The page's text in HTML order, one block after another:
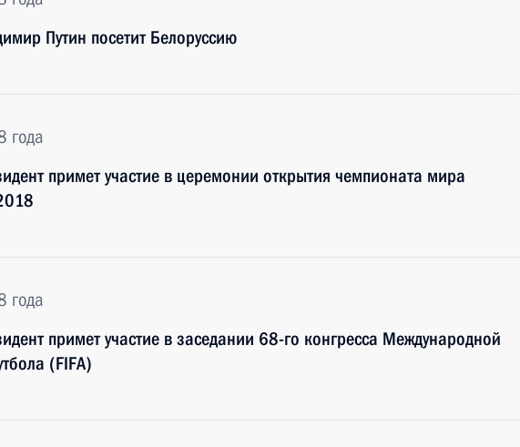
Путин посетит Белоруссию
года
примет участие в церемонии открытия чемпионата мира
года
примет участие в заседании 68-го конгресса Международной
(FIFA)